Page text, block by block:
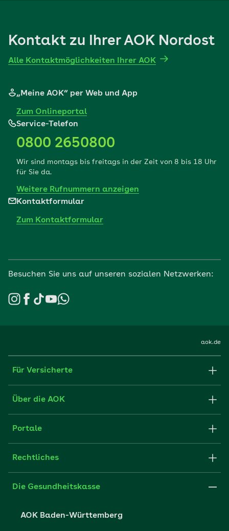
Kontakt zu Ihrer AOK Nordost
Alle Kontaktmöglichkeiten Ihrer AOK
„Meine AOK“ per Web und App
Zum Onlineportal
Service-Telefon
0800 2650800
Wir sind montags bis freitags in der Zeit von 8 bis 18 Uhr
für Sie da.
Weitere Rufnummern anzeigen
Kontaktformular
Zum Kontaktformular
Besuchen Sie uns auf unseren sozialen Netzwerken:
aok.de
Für Versicherte
Formulare und Anträge
FAQ
Über die AOK
Struktur & Verwaltung
Partner der AOK
Portale
Fachportal für Arbeitgeber
Presse- und Politikportal
Rechtliches
Impressum
Die Gesundheitskasse
AOK Baden-Württemberg